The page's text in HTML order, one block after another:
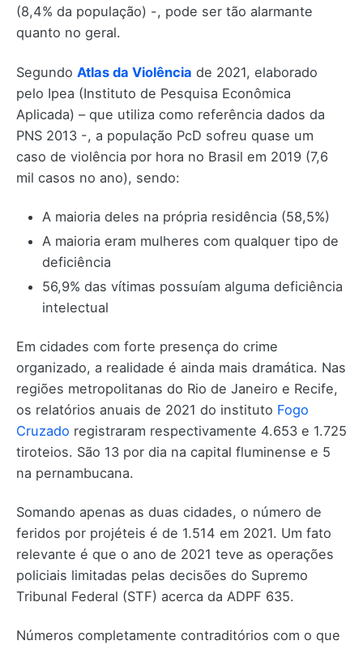
(8,4% da população) -, pode ser tão alarmante
quanto no geral.
Segundo Atlas da Violência de 2021, elaborado
pelo Ipea (Instituto de Pesquisa Econômica
Aplicada) – que utiliza como referência dados da
PNS 2013 -, a população PcD sofreu quase um
caso de violência por hora no Brasil em 2019 (7,6
mil casos no ano), sendo:
A maioria deles na própria residência (58,5%)
A maioria eram mulheres com qualquer tipo de
deficiência
56,9% das vítimas possuíam alguma deficiência
intelectual
Em cidades com forte presença do crime
organizado, a realidade é ainda mais dramática. Nas
regiões metropolitanas do Rio de Janeiro e Recife,
os relatórios anuais de 2021 do instituto Fogo
Cruzado registraram respectivamente 4.653 e 1.725
tiroteios. São 13 por dia na capital fluminense e 5
na pernambucana.
Somando apenas as duas cidades, o número de
feridos por projéteis é de 1.514 em 2021. Um fato
relevante é que o ano de 2021 teve as operações
policiais limitadas pelas decisões do Supremo
Tribunal Federal (STF) acerca da ADPF 635.
Números completamente contraditórios com o que